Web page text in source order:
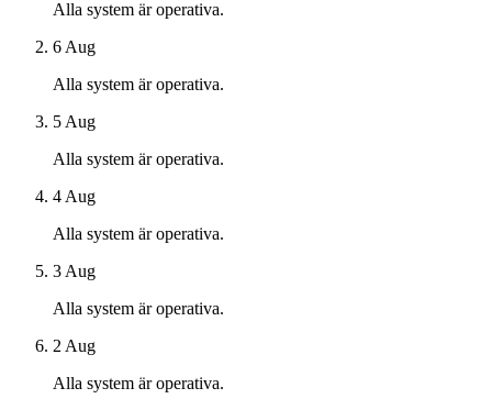
Alla system är operativa.
6 Aug
Alla system är operativa.
5 Aug
Alla system är operativa.
4 Aug
Alla system är operativa.
3 Aug
Alla system är operativa.
2 Aug
Alla system är operativa.